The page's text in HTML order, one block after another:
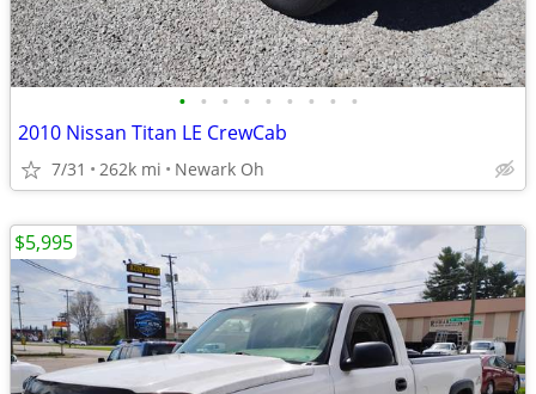
• • • • • • • • •
2010 Nissan Titan LE CrewCab
7/31 262k mi Newark Oh
$5,995